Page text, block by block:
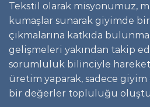
Tekstil olarak misyonumuz,
kumaşlar sunarak giyimde bir
çıkmalarına katkıda
gelişmeleri yakından takip
sorumluluk bilinciyle hareket
üretim yaparak, sadece giyim
bir değerler topluluğu